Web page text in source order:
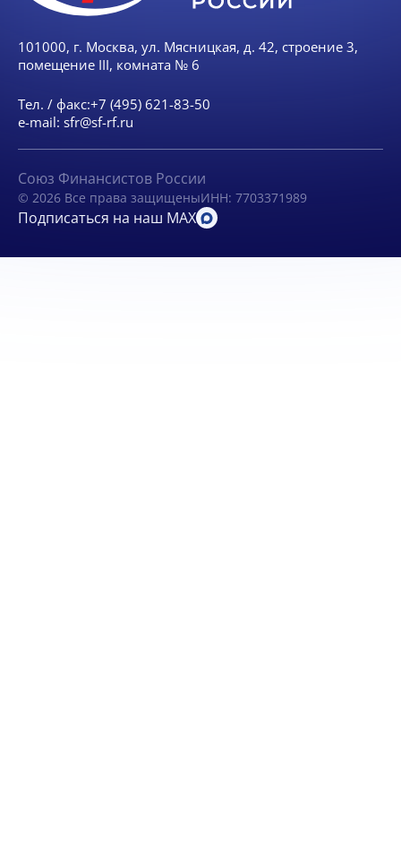
101000, г. Москва, ул. Мясницкая, д. 42, строение 3,
помещение III, комната № 6
Тел. / факс:+7 (495) 621-83-50
e-mail: sfr@sf-rf.ru
Союз Финансистов России
© 2026 Все права защищеныИНН: 7703371989
Подписаться на наш MAX